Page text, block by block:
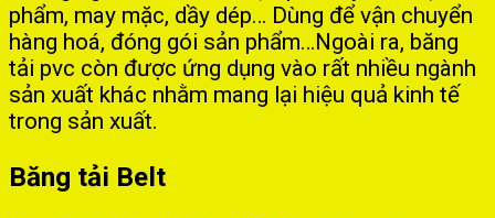
phẩm, may mặc, dầy dép… Dùng để vận chuyển
hàng hoá, đóng gói sản phẩm…Ngoài ra, băng
tải pvc còn được ứng dụng vào rất nhiều ngành
sản xuất khác nhằm mang lại hiệu quả kinh tế
trong sản xuất.
Băng tải Belt